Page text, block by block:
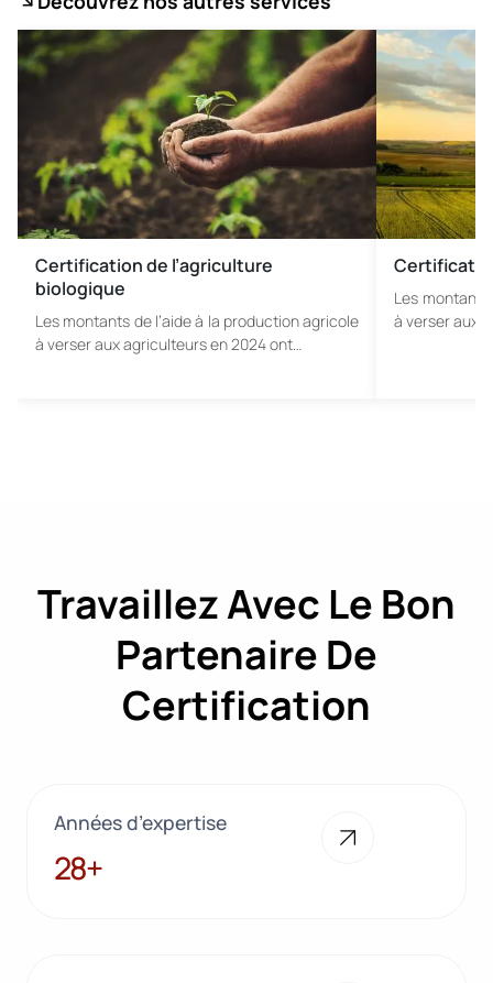
Certification de l’agriculture
biologique
Les montants de l’aide à la production agricole
à verser aux agriculteurs en 2024 ont…
Les
à verser aux
Travaillez Avec Le Bon
Partenaire De
Certification
Années d’expertise
28+
28+